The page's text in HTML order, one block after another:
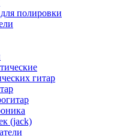
полировки
гитар
(jack)